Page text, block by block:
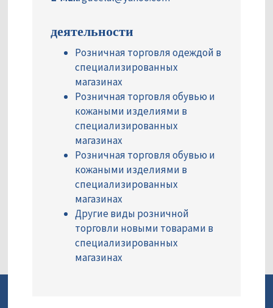
деятельности
Розничная торговля одеждой в
специализированных
магазинах
Розничная торговля обувью и
кожаными изделиями в
специализированных
магазинах
Розничная торговля обувью и
кожаными изделиями в
специализированных
магазинах
Другие виды розничной
торговли новыми товарами в
специализированных
магазинах